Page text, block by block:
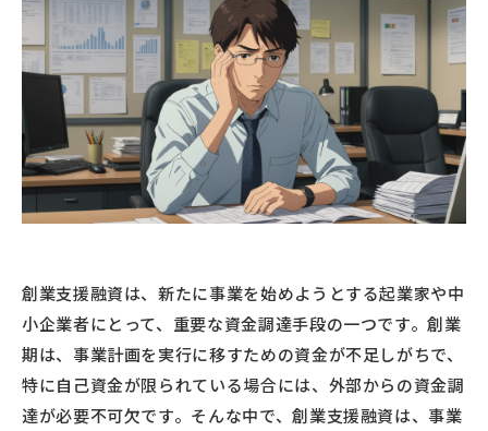
創業支援融資は、新たに事業を始めようとする起業家や中
小企業者にとって、重要な資金調達手段の一つです。創業
期は、事業計画を実行に移すための資金が不足しがちで、
特に自己資金が限られている場合には、外部からの資金調
達が必要不可欠です。そんな中で、創業支援融資は、事業